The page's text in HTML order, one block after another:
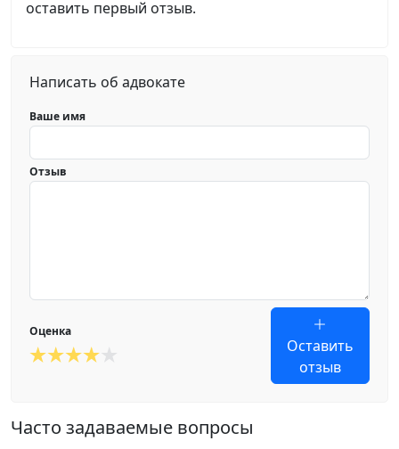
оставить первый отзыв.
Написать об адвокате
Ваше имя
Отзыв
Оценка
Оставить
отзыв
Часто задаваемые вопросы